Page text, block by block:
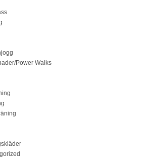
Power Walks